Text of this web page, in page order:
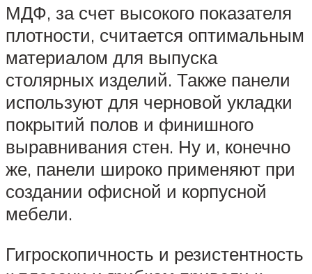
МДФ, за счет высокого показателя
плотности, считается оптимальным
материалом для выпуска
столярных изделий. Также панели
используют для черновой укладки
покрытий полов и финишного
выравнивания стен. Ну и, конечно
же, панели широко применяют при
создании офисной и корпусной
мебели.
Гигроскопичность и резистентность